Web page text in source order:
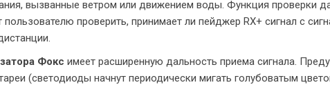
вызванные ветром или движением воды. Функция проверки
пользователю проверить, принимает ли пейджер RX+ сигнал с
Фокс имеет расширенную дальность приема сигнала.
(светодиоды начнут периодически мигать голубоватым